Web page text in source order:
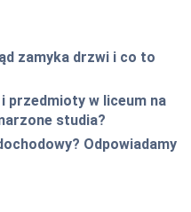
zamyka drzwi i co to
przedmioty w liceum na
studia?
Odpowiadamy